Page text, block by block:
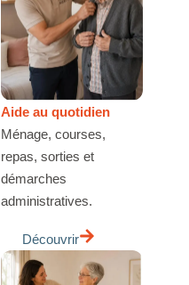
Aide au quotidien
Ménage, courses,
repas, sorties et
démarches
administratives.
Découvrir